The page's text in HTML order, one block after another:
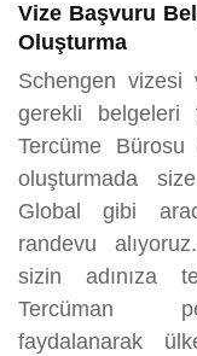
Vize Başvuru
Oluşturma
Schengen
gerekli belgeleri
Tercüme Bürosu
oluşturmada
Global gibi
randevu
sizin adınıza
Tercüman
faydalanarak